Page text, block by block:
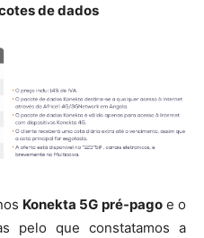
de dados
Konekta 5G pré-pagoe o
pelo que constatamos a